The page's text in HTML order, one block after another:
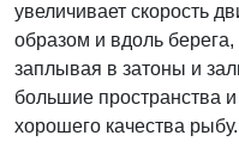
увеличивает скорость
образом и вдоль
заплывая в затоны и
большие пространства
хорошего качества рыбу.